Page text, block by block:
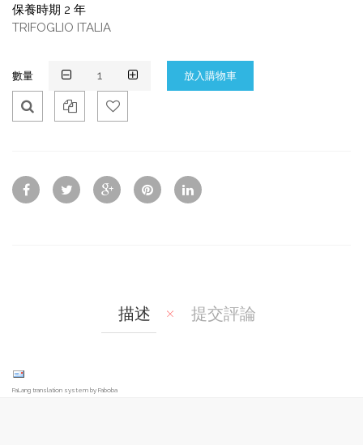
保養時期 2 年
TRIFOGLIO ITALIA
數量
Vie
w
To
Wis
To
Co
描述 提交評論
FaLang translation system by Faboba